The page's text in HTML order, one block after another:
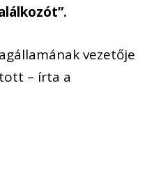
vezetője
– írta a